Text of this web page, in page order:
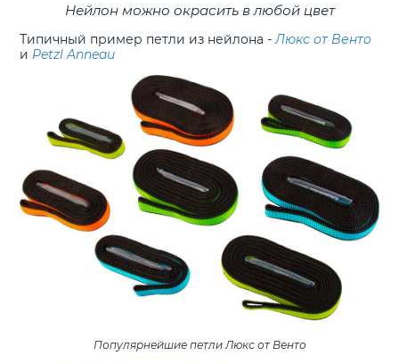
Нейлон можно окрасить в любой цвет
Типичный пример петли из нейлона -Люкс от Венто
и Petzl Anneau
Популярнейшие петли Люкс от Венто